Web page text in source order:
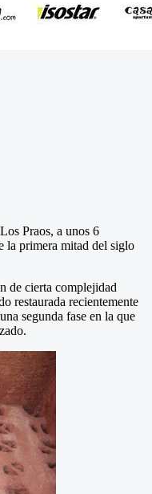
Praos, a unos 6
la primera mitad del siglo
de cierta complejidad
restaurada recientemente
segunda fase en la que